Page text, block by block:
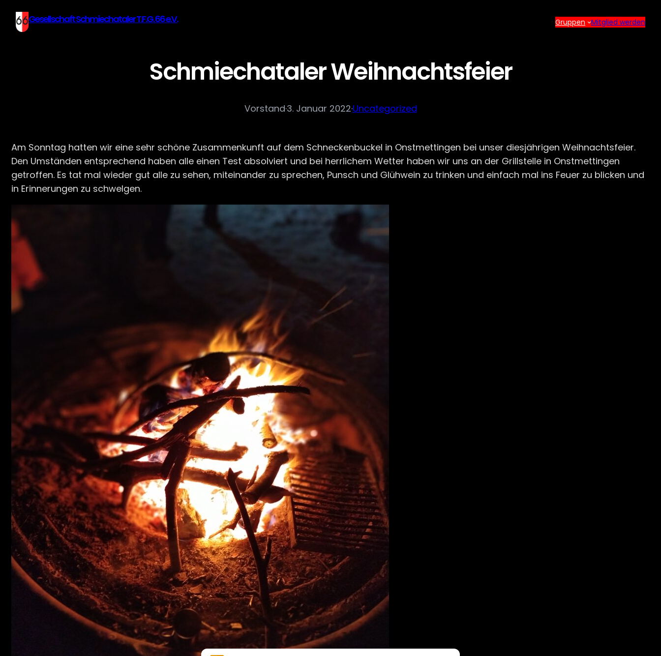
Gesellschaft Schmiechataler T.F.G. 66 e.V. Gruppen Mitglied werden
Schmiechataler Weihnachtsfeier
Vorstand·3. Januar 2022·Uncategorized
Am Sonntag hatten wir eine sehr schöne Zusammenkunft auf dem Schneckenbuckel in Onstmettingen bei unser diesjährigen Weihnachtsfeier.
Den Umständen entsprechend haben alle einen Test absolviert und bei herrlichem Wetter haben wir uns an der Grillstelle in Onstmettingen
getroffen. Es tat mal wieder gut alle zu sehen, miteinander zu sprechen, Punsch und Glühwein zu trinken und einfach mal ins Feuer zu blicken und
in Erinnerungen zu schwelgen.